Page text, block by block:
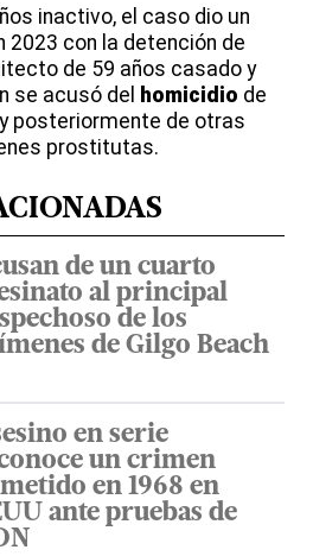
inactivo, el caso dio un
2023 con la detención de
de 59 años casado y
se acusó del homicidio de
posteriormente de otras
prostitutas.
de un cuarto
al principal
de los
de Gilgo Beach
en serie
un crimen
en 1968 en
ante pruebas de